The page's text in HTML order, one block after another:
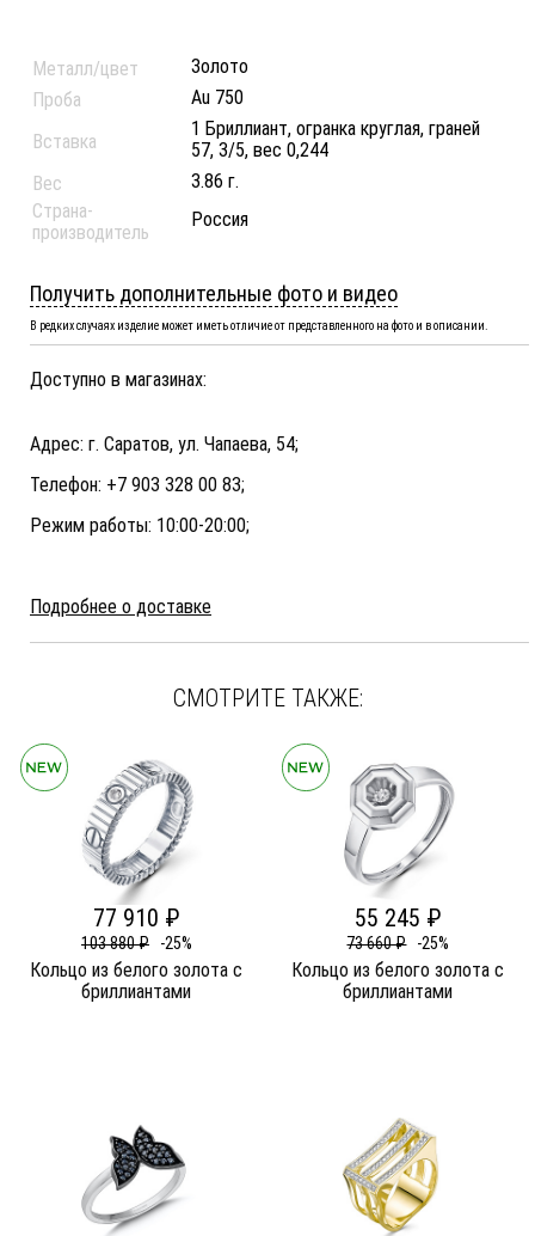
Металл/цвет
Золото
Проба
Au 750
Вставка
1 Бриллиант, огранка круглая, граней
57, 3/5, вес 0,244
Вес
3.86 г.
Страна-
производитель
Россия
Получить дополнительные фото и видео
В редких случаях изделие может иметь отличие от представленного на фото и в описании.
Доступно в магазинах:
Адрес: г. Саратов, ул. Чапаева, 54;
Телефон: +7 903 328 00 83;
Режим работы: 10:00-20:00;
Подробнее о доставке
СМОТРИТЕ ТАКЖЕ:
77 910 ₽
103 880 ₽ -25%
Кольцо из белого золота c
бриллиантами
55 245 ₽
73 660 ₽ -25%
Кольцо из белого золота c
бриллиантами